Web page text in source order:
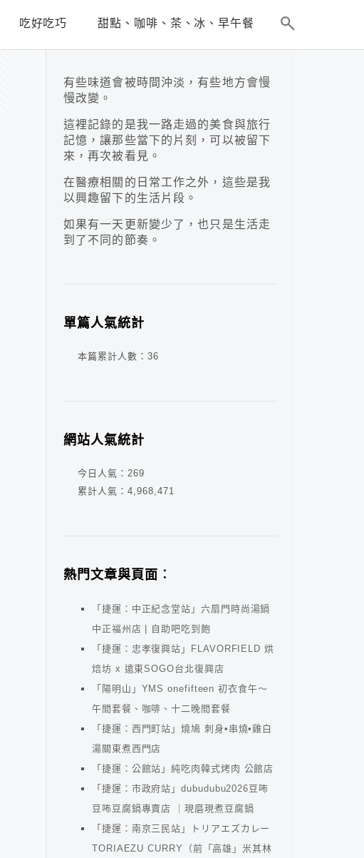
吃好吃巧 甜點、咖啡、茶、冰、早午餐
有些味道會被時間沖淡，有些地方會慢
慢改變。
這裡記錄的是我一路走過的美食與旅行
記憶，讓那些當下的片刻，可以被留下
來，再次被看見。
在醫療相關的日常工作之外，這些是我
以興趣留下的生活片段。
如果有一天更新變少了，也只是生活走
到了不同的節奏。
單篇人氣統計
本篇累計人數： 36
網站人氣統計
今日人氣： 269
累計人氣： 4,968,471
熱門文章與頁面︰
「捷運：中正紀念堂站」六扇門時尚湯鍋
中正福州店 | 自助吧吃到飽
「捷運：忠孝復興站」FLAVORFIELD 烘
焙坊 x 遠東SOGO台北復興店
「陽明山」YMS onefifteen 初衣食午～
午間套餐、咖啡、十二晚間套餐
「捷運：西門町站」燒鳩 刺身•串燒•雞白
湯關東煮西門店
「捷運：公館站」純吃肉韓式烤肉 公館店
「捷運：市政府站」dubudubu2026豆咘
豆咘豆腐鍋專賣店 ｜現磨現煮豆腐鍋
「捷運：南京三民站」トリアエズカレー
TORIAEZU CURRY（前「高雄」米其林